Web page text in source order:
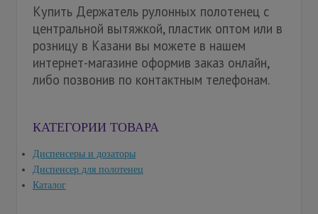
Купить Держатель рулонных полотенец с
центральной вытяжкой, пластик оптом или в
розницу в Казани вы можете в нашем
интернет-магазине оформив заказ онлайн,
либо позвонив по контактным телефонам.
КАТЕГОРИИ ТОВАРА
Диспенсеры и дозаторы
Диспенсер для полотенец
Каталог